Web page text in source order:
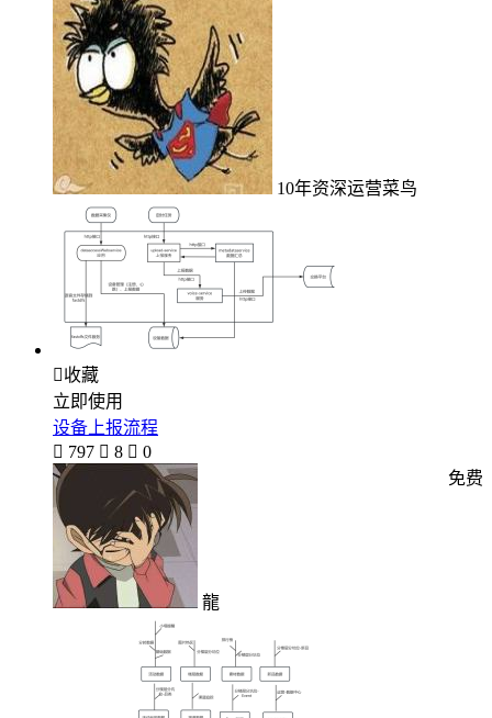
10年资深运营菜鸟
收藏
立即使用
设备上报流程
 797  8  0
龍
免费